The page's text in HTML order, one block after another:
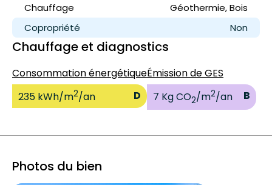
Chauffage
Géothermie, Bois
Copropriété
Non
Chauffage et diagnostics
Consommation énergétique
235 kWh/m2/an D
Émission de GES
7 Kg CO2/m2/an B
Photos du bien